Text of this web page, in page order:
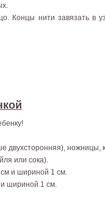
Концы нити завязать в
двухсторонняя), ножницы,
или сока).
и шириной 1 см.
шириной 1 см.